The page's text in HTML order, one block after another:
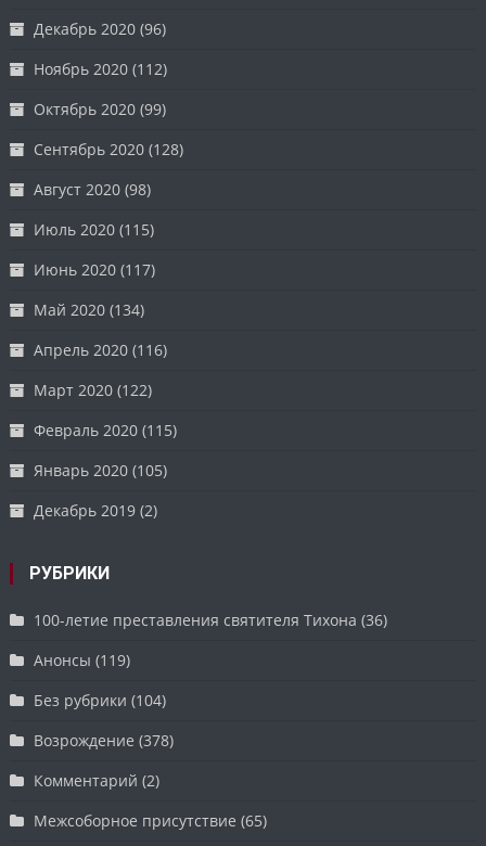
Декабрь 2020 (96)
Ноябрь 2020 (112)
Октябрь 2020 (99)
Сентябрь 2020 (128)
Август 2020 (98)
Июль 2020 (115)
Июнь 2020 (117)
Май 2020 (134)
Апрель 2020 (116)
Март 2020 (122)
Февраль 2020 (115)
Январь 2020 (105)
Декабрь 2019 (2)
РУБРИКИ
100-летие преставления святителя Тихона (36)
Анонсы (119)
Без рубрики (104)
Возрождение (378)
Комментарий (2)
Межсоборное присутствие (65)